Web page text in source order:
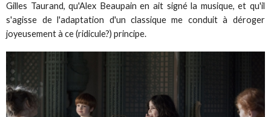
Gilles Taurand, qu'Alex Beaupain en ait signé la musique, et qu'il
s'agisse de l'adaptation d'un classique me conduit à déroger
joyeusement à ce (ridicule?) principe.